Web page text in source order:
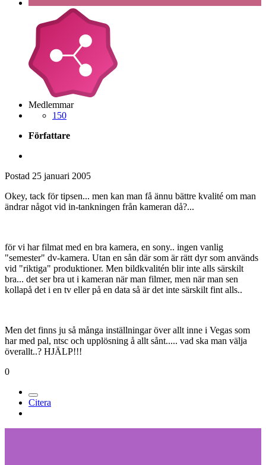
Medlemmar
150
Författare
Postad 25 januari 2005
Okey, tack för tipsen... men kan man få ännu bättre kvalité om man
ändrar något vid in-tankningen från kameran då?...
för vi har filmat med en bra kamera, en sony.. ingen vanlig
"semester" dv-kamera. Utan en sån där som är rätt dyr som används
vid "riktiga" produktioner. Men bildkvalitén blir inte alls särskilt
bra... det ser bra ut i kameran när man filmer, men när man sen
kollapå det i en tv eller på en data så är det inte särskilt fint alls..
Men det finns ju så många inställningar över allt inne i Vegas som
har med pal, ntsc och upplösning å allt sånt..... vad ska man välja
överallt..? HJÄLP!!!
0
Citera